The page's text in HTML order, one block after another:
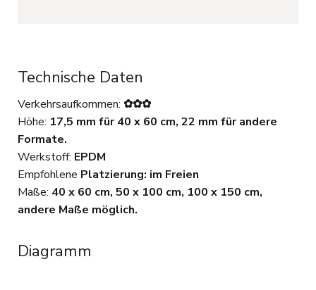
Technische Daten
Verkehrsaufkommen: ✿✿✿
Höhe: 17,5 mm für 40 x 60 cm, 22 mm für andere
Formate.
Werkstoff: EPDM
Empfohlene Platzierung: im Freien
Maße: 40 x 60 cm, 50 x 100 cm, 100 x 150 cm,
andere Maße möglich.
Diagramm